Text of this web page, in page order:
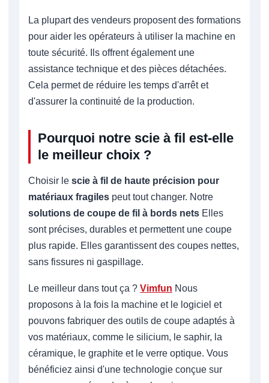
La plupart des vendeurs proposent des formations
pour aider les opérateurs à utiliser la machine en
toute sécurité. Ils offrent également une
assistance technique et des pièces détachées.
Cela permet de réduire les temps d'arrêt et
d'assurer la continuité de la production.
Pourquoi notre scie à fil est-elle
le meilleur choix ?
Choisir le scie à fil de haute précision pour
matériaux fragiles peut tout changer. Notre
solutions de coupe de fil à bords nets Elles
sont précises, durables et permettent une coupe
plus rapide. Elles garantissent des coupes nettes,
sans fissures ni gaspillage.
Le meilleur dans tout ça ? Vimfun Nous
proposons à la fois la machine et le logiciel et
pouvons fabriquer des outils de coupe adaptés à
vos matériaux, comme le silicium, le saphir, la
céramique, le graphite et le verre optique. Vous
bénéficiez ainsi d'une technologie conçue sur